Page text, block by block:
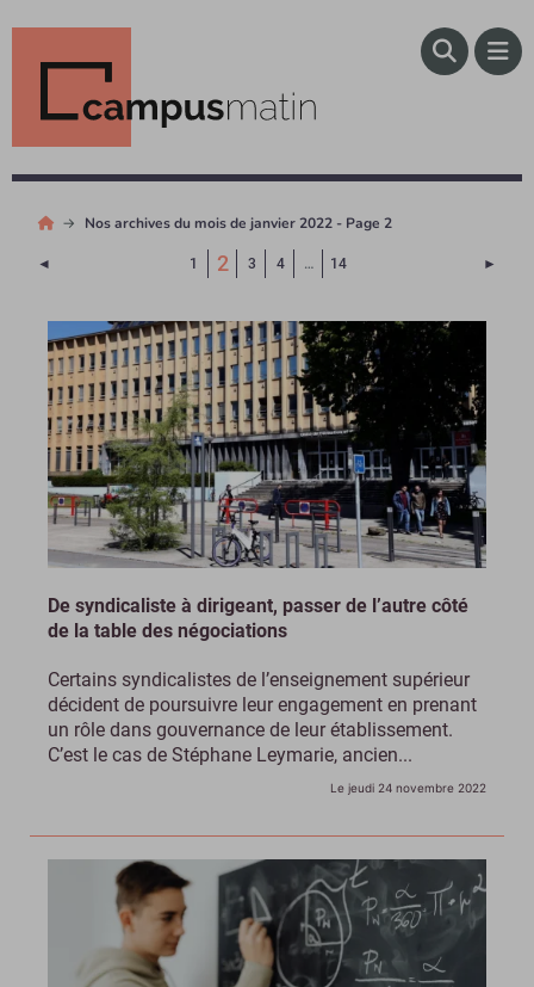
Nos archives du mois de janvier 2022 - Page 2
◄ 1 2 (Page courante)
3 4 … 14 ►
De syndicaliste à dirigeant, passer de l’autre côté
de la table des négociations
Certains syndicalistes de l’enseignement supérieur
décident de poursuivre leur engagement en prenant
un rôle dans gouvernance de leur établissement.
C’est le cas de Stéphane Leymarie, ancien...
Le jeudi 24 novembre 2022